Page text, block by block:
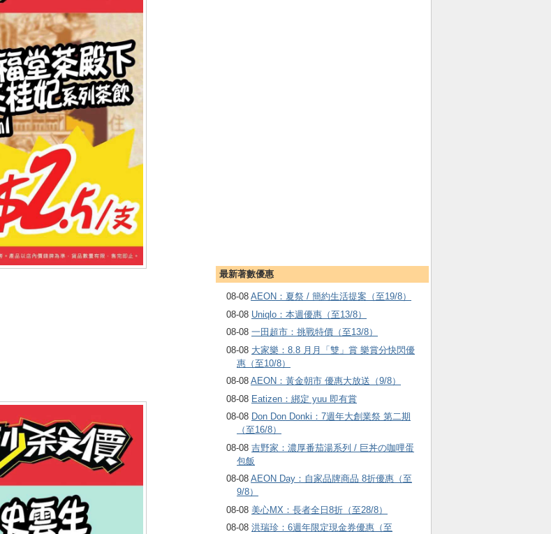
最新著數優惠
08-08 AEON：夏祭 / 簡約生活提案（至19/8）
08-08 Uniqlo：本週優惠（至13/8）
08-08 一田超市：挑戰特價（至13/8）
08-08 大家樂：8.8 月月「雙」賞 樂賞分快閃優
惠（至10/8）
08-08 AEON：黃金朝市 優惠大放送（9/8）
08-08 Eatizen：綁定 yuu 即有賞
08-08 Don Don Donki：7週年大創業祭 第二期
（至16/8）
08-08 吉野家：濃厚番茄湯系列 / 巨丼の咖哩蛋
包飯
08-08 AEON Day：自家品牌商品 8折優惠（至
9/8）
08-08 美心MX：長者全日8折（至28/8）
08-08 洪瑞珍：6週年限定現金券優惠（至